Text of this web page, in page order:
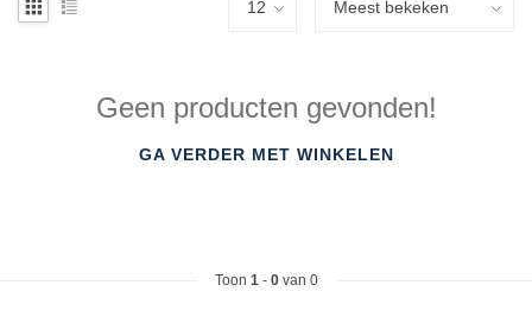
Geen producten gevonden!
GA VERDER MET WINKELEN
Toon 1- 0van 0